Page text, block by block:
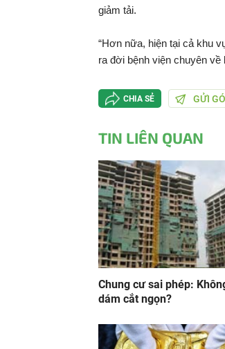
giảm tải.
“Hơn nữa, hiện tại cả khu
ra đời bệnh viện chuyên về
CHIA SẺ GỬI
TIN LIÊN QUAN
Chung cư sai phép:
dám cắt ngọn?